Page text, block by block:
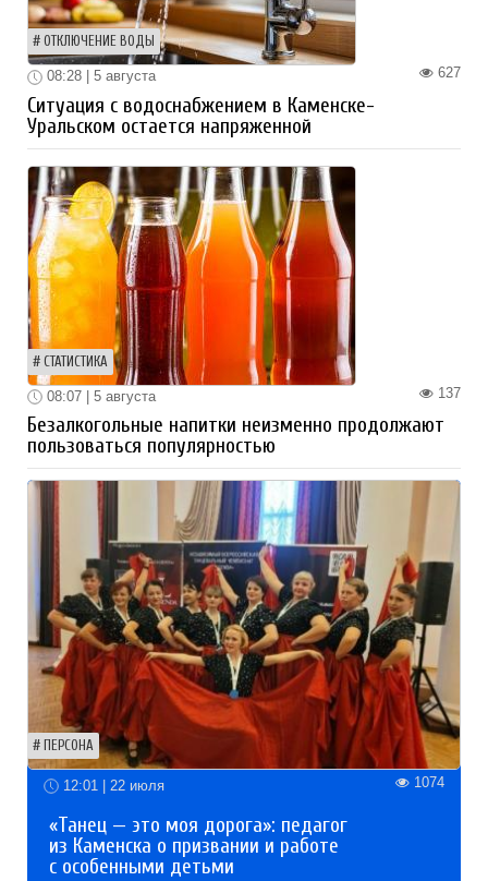
ОТКЛЮЧЕНИЕ ВОДЫ
627
08:28 | 5 августа
Ситуация с водоснабжением в Каменске-
Уральском остается напряженной
СТАТИСТИКА
137
08:07 | 5 августа
Безалкогольные напитки неизменно продолжают
пользоваться популярностью
ПЕРСОНА
12:01 | 22 июля 1074
«Танец — это моя дорога»: педагог
из Каменска о призвании и работе
с особенными детьми